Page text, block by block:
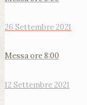
26 Settembre 2021
Messa ore 8:00
12 Settembre 2021